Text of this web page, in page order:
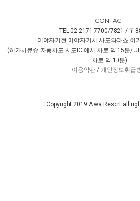
CONTACT
TEL.02-2171-7700/7821 / 〒
미야자키현 미야자키시 사도와라쵸 히
(히가시큐슈 자동차도 서도IC 에서 차로 약 15분/
차로 약 10분)
이용약관/ 개인정보취급
Copyright 2019.Aiwa Resort all